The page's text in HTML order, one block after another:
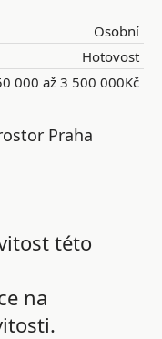
Osobní
Hotovost
000 až 3 500 000Kč
Praha
této
na